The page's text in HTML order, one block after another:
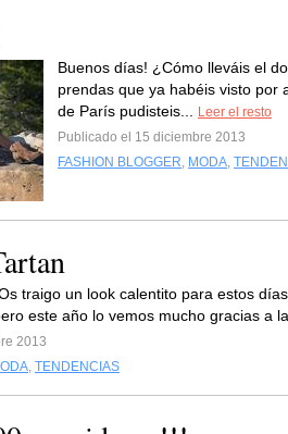
Buenos días! ¿Cómo lleváis el
prendas que ya habéis visto por
de París pudisteis...
Leer el resto
Publicado el 15 diciembre 2013
FASHION BLOGGER, MODA,
traigo un look calentito para estos
este año lo vemos mucho gracias a
2013
, TENDENCIAS